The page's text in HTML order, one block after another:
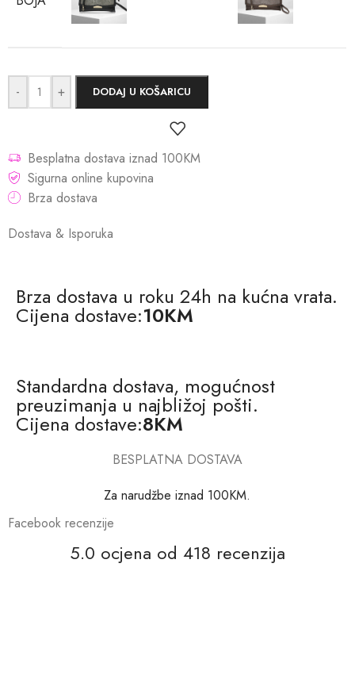
- + DODAJ U KOŠARICU
Besplatna dostava iznad 100KM
Sigurna online kupovina
Brza dostava
Dostava & Isporuka
Brza dostava u roku 24h na kućna vrata.
Cijena dostave:10KM
Standardna dostava, mogućnost
preuzimanja u najbližoj pošti.
Cijena dostave:8KM
BESPLATNA DOSTAVA
Za narudžbe iznad 100KM.
Facebook recenzije
5.0 ocjena od 418 recenzija